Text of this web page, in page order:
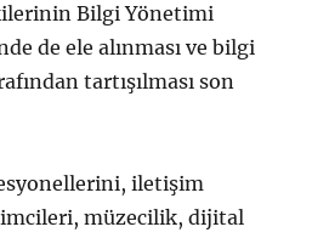
Bilgi Yönetimi
de ele alınması ve bilgi
tartışılması son
iletişim
müzecilik, dijital